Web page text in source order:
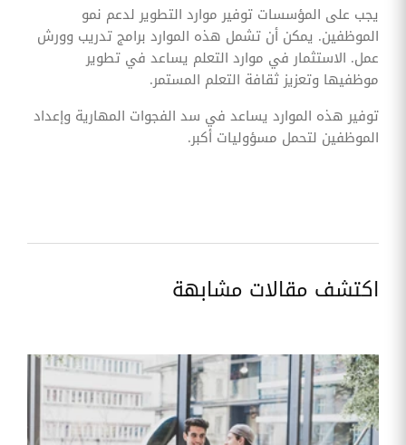
يجب على المؤسسات توفير موارد التطوير لدعم نمو
الموظفين. يمكن أن تشمل هذه الموارد برامج تدريب وورش
عمل. الاستثمار في موارد التعلم يساعد في تطوير
موظفيها وتعزيز ثقافة التعلم المستمر.
توفير هذه الموارد يساعد في سد الفجوات المهارية وإعداد
الموظفين لتحمل مسؤوليات أكبر.
اكتشف مقالات مشابهة